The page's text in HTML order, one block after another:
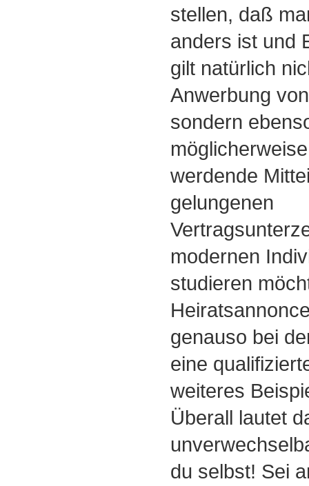
stellen, daß
anders ist und
gilt natürlich
Anwerbung
sondern
werdende
gelungenen
modernen
studieren
genauso bei
eine
weiteres
Überall lautet
du selbst! Sei